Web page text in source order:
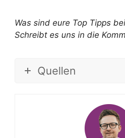
Was sind eure Top Tipps
Schreibt es uns in die
Quellen